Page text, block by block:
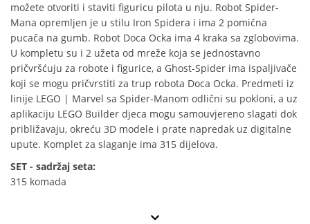
možete otvoriti i staviti figuricu pilota u nju. Robot Spider-
Mana opremljen je u stilu Iron Spidera i ima 2 pomična
pucača na gumb. Robot Doca Ocka ima 4 kraka sa zglobovima.
U kompletu su i 2 užeta od mreže koja se jednostavno
pričvršćuju za robote i figurice, a Ghost-Spider ima ispaljivače
koji se mogu pričvrstiti za trup robota Doca Ocka. Predmeti iz
linije LEGO | Marvel sa Spider-Manom odlični su pokloni, a uz
aplikaciju LEGO Builder djeca mogu samouvjereno slagati dok
približavaju, okreću 3D modele i prate napredak uz digitalne
upute. Komplet za slaganje ima 315 dijelova.
SET - sadržaj seta:
315 komada